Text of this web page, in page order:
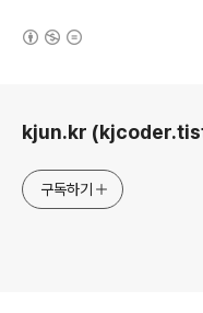
kjun.kr
구독하기